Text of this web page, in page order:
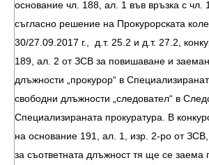
основание чл. 188, ал. 1 във връзка с чл.
съгласно решение на Прокурорската
30/27.09.2017 г., д.т. 25.2 и д.т. 27.2,
189, ал. 2 от ЗСВ за повишаване и
длъжности „прокурор“ в
свободни длъжности „следовател“ в
Специализираната прокуратура. В
на основание 191, ал. 1, изр. 2-ро от
за съответната длъжност тя ще се заема